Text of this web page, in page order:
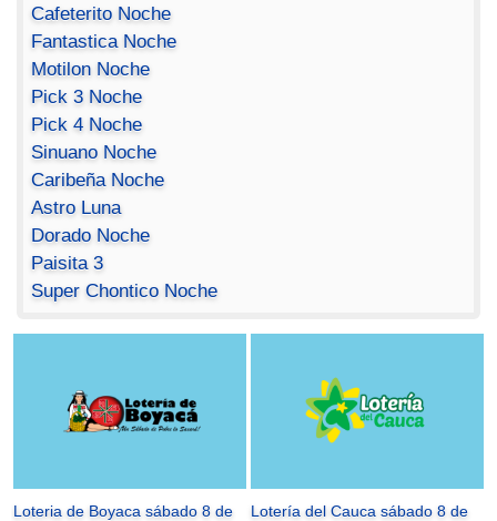
Cafeterito Noche
Fantastica Noche
Motilon Noche
Pick 3 Noche
Pick 4 Noche
Sinuano Noche
Caribeña Noche
Astro Luna
Dorado Noche
Paisita 3
Super Chontico Noche
Loteria de Boyaca sábado 8 de
Lotería del Cauca sábado 8 de